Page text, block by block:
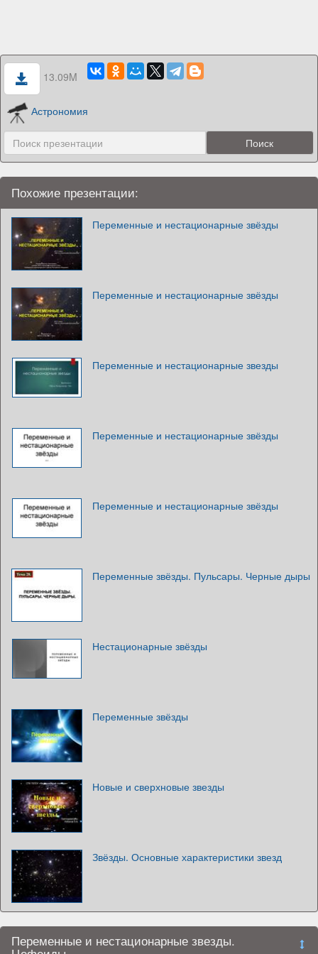
13.09M
Астрономия
Похожие презентации:
Переменные и нестационарные звёзды
Переменные и нестационарные звёзды
Переменные и нестационарные звезды
Переменные и нестационарные звёзды
Переменные и нестационарные звёзды
Переменные звёзды. Пульсары. Черные дыры
Нестационарные звёзды
Переменные звёзды
Новые и сверхновые звезды
Звёзды. Основные характеристики звезд
Переменные и нестационарные звезды.